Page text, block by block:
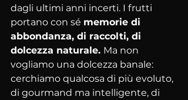
dagli ultimi anni incerti. I frutti
portano con sé memorie di
abbondanza, di raccolti, di
dolcezza naturale. Ma non
vogliamo una dolcezza banale:
cerchiamo qualcosa di più evoluto,
di gourmand ma intelligente, di